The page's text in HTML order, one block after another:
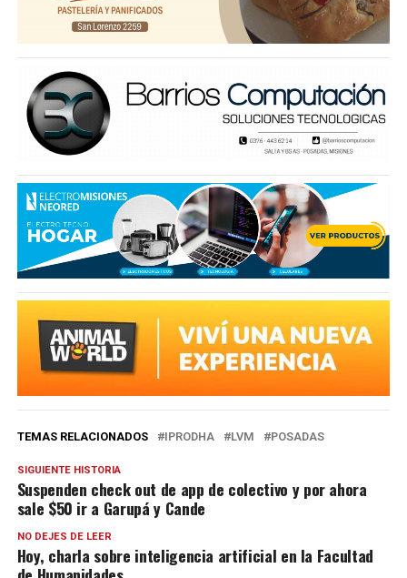
TEMAS RELACIONADOS IPRODHA LVM POSADAS
SIGUIENTE HISTORIA
Suspenden check out de app de colectivo y por ahora
sale $50 ir a Garupá y Cande
NO DEJES DE LEER
Hoy, charla sobre inteligencia artificial en la Facultad